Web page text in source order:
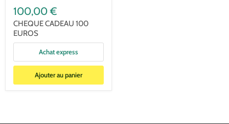
100,00 €
CHEQUE CADEAU 100
EUROS
Achat express
Ajouter au panier